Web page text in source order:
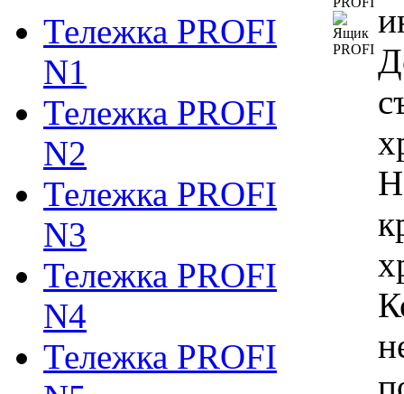
Тележка PROFI
N1
Тележка PROFI
N2
Тележка PROFI
N3
Тележка PROFI
N4
Тележка PROFI